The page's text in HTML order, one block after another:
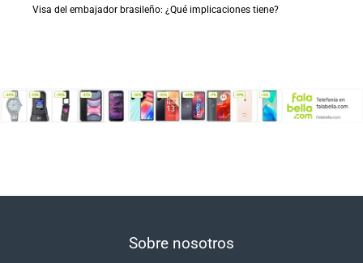
Visa del embajador brasileño: ¿Qué implicaciones tiene?
Sobre nosotros